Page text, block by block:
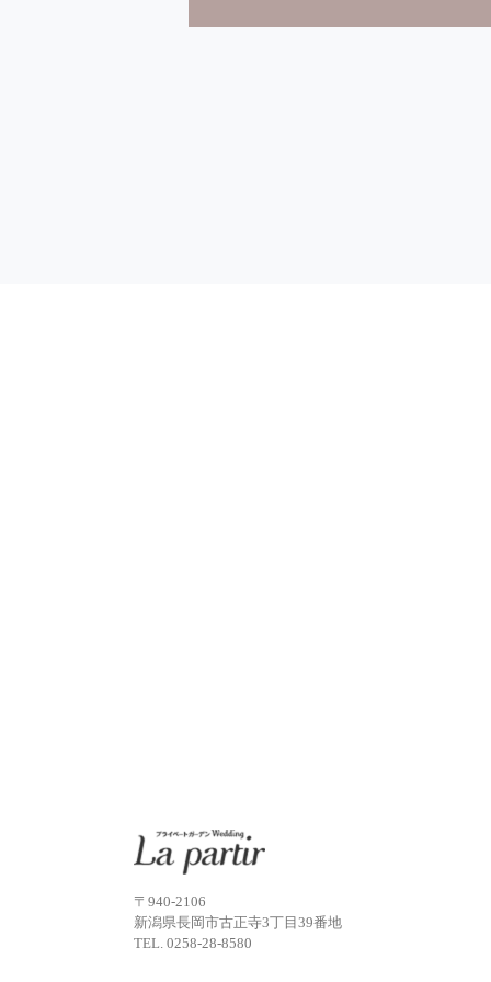
〒940-2106
新潟県長岡市古正寺3丁目39番地
TEL. 0258-28-8580